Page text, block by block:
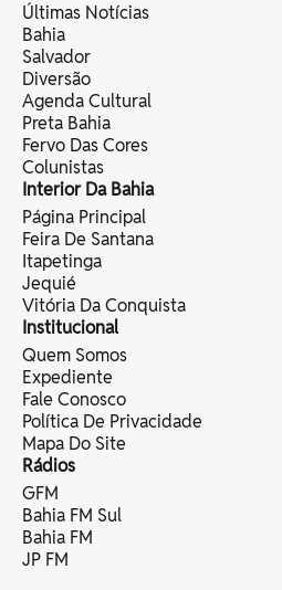
Últimas Notícias
Bahia
Salvador
Diversão
Agenda Cultural
Preta Bahia
Fervo Das Cores
Colunistas
Interior Da Bahia
Página Principal
Feira De Santana
Itapetinga
Jequié
Vitória Da Conquista
Institucional
Quem Somos
Expediente
Fale Conosco
Política De Privacidade
Mapa Do Site
Rádios
GFM
Bahia FM Sul
Bahia FM
JP FM